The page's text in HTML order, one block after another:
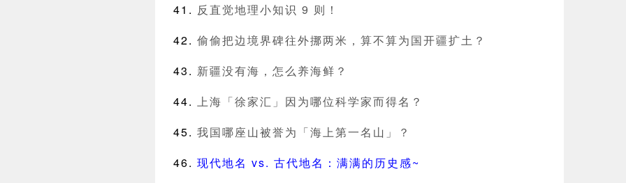
反直觉地理小知识 9 则！
偷偷把边境界碑往外挪两米，算不算为国开疆扩土？
新疆没有海，怎么养海鲜？
上海「徐家汇」因为哪位科学家而得名？
我国哪座山被誉为「海上第一名山」？
现代地名 vs. 古代地名：满满的历史感~